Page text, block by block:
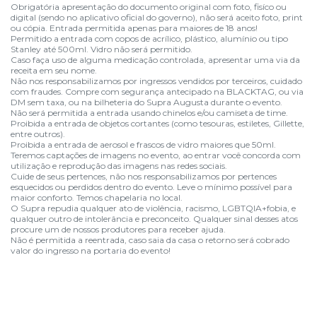
Obrigatória apresentação do documento original com foto, fisíco ou
digital (sendo no aplicativo oficial do governo), não será aceito foto, print
ou cópia. Entrada permitida apenas para maiores de 18 anos!
Permitido a entrada com copos de acrílico, plástico, alumínio ou tipo
Stanley até 500ml. Vidro não será permitido.
Caso faça uso de alguma medicação controlada, apresentar uma via da
receita em seu nome.
Não nos responsabilizamos por ingressos vendidos por terceiros, cuidado
com fraudes. Compre com segurança antecipado na BLACKTAG, ou via
DM sem taxa, ou na bilheteria do Supra Augusta durante o evento.
Não será permitida a entrada usando chinelos e/ou camiseta de time.
Proibida a entrada de objetos cortantes (como tesouras, estiletes, Gillette,
entre outros).
Proibida a entrada de aerosol e frascos de vidro maiores que 50ml.
Teremos captações de imagens no evento, ao entrar você concorda com
utilização e reprodução das imagens nas redes sociais.
Cuide de seus pertences, não nos responsabilizamos por pertences
esquecidos ou perdidos dentro do evento. Leve o mínimo possível para
maior conforto. Temos chapelaria no local.
O Supra repudia qualquer ato de violência, racismo, LGBTQIA+fobia, e
qualquer outro de intolerância e preconceito. Qualquer sinal desses atos
procure um de nossos produtores para receber ajuda.
Não é permitida a reentrada, caso saia da casa o retorno será cobrado
valor do ingresso na portaria do evento!